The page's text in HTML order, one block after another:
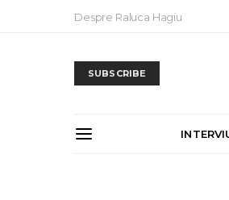
Despre Raluca Hagiu
SUBSCRIBE